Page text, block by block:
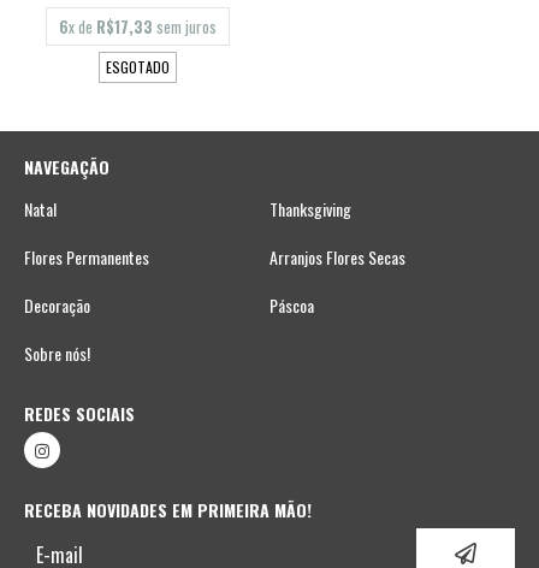
6x de R$17,33 sem juros
ESGOTADO
NAVEGAÇÃO
Natal
Thanksgiving
Flores Permanentes
Arranjos Flores Secas
Decoração
Páscoa
Sobre nós!
REDES SOCIAIS
RECEBA NOVIDADES EM PRIMEIRA MÃO!